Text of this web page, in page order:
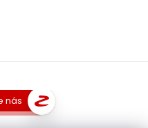
nás